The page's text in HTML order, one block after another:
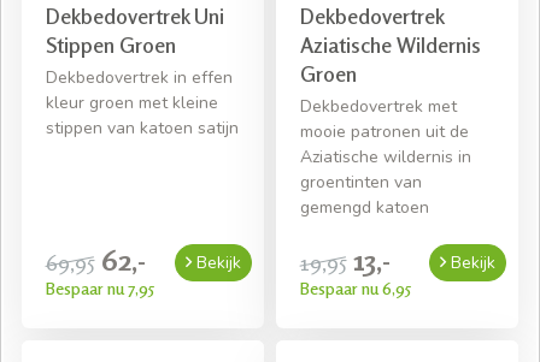
Dekbedovertrek Uni
Stippen Groen
Dekbedovertrek in effen
kleur groen met kleine
stippen van katoen satijn
69,95 62,-
Bespaar nu 7,95
Bekijk
Dekbedovertrek
Aziatische Wildernis
Groen
Dekbedovertrek met
mooie patronen uit de
Aziatische wildernis in
groentinten van
gemengd katoen
19,95 13,-
Bespaar nu 6,95
Bekijk